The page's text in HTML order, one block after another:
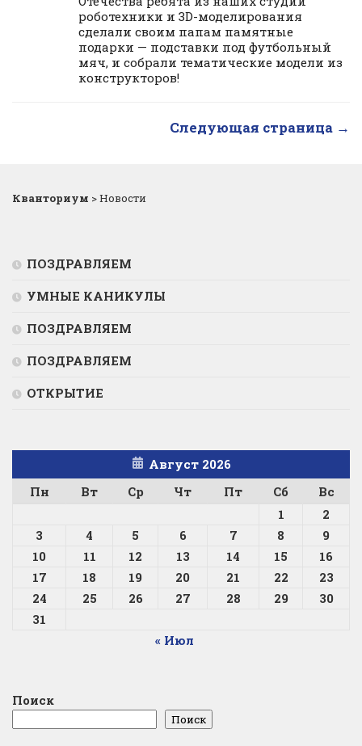
роботехники и 3D-моделирования
сделали своим папам памятные
подарки — подставки под футбольный
мяч, и собрали тематические модели из
конструкторов!
Следующая страница →
Кванториум >Новости
ПОЗДРАВЛЯЕМ
УМНЫЕ КАНИКУЛЫ
ПОЗДРАВЛЯЕМ
ПОЗДРАВЛЯЕМ
ОТКРЫТИЕ
Август 2026
Пн
Вт Ср Чт Пт Сб
Вс
1
2
3
4 5 6 7 8
9
10
11 12 13 14 15
16
17
18 19 20 21 22
23
24
25 26 27 28 29
30
31
« Июл
Поиск
Поиск